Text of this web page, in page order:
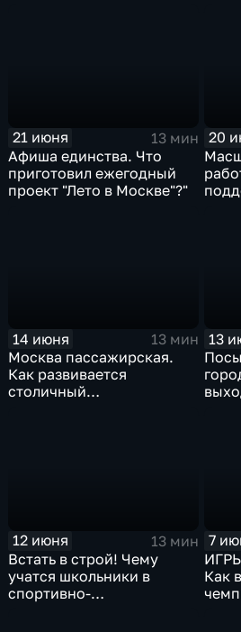
21 июня
13 мин
Афиша единства. Что
приготовил ежегодный
проект "Лето в Москве"?"
20
14 июня
13 мин
Москва пассажирская.
Как развивается
столичный
13
12 июня
13 мин
Встать в строй! Чему
учатся школьники в
спортивно-
7
Как